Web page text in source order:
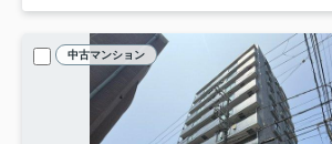
中古マンション